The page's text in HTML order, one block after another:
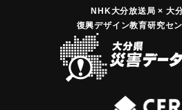
NHK大分放送局 × 大
復興デザイン教育研究セ